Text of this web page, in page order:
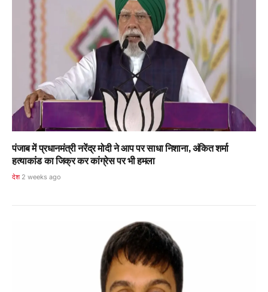
पंजाब में प्रधानमंत्री नरेंद्र मोदी ने आप पर साधा निशाना, अंकित शर्मा
हत्याकांड का जिक्र कर कांग्रेस पर भी हमला
देश 2 weeks ago